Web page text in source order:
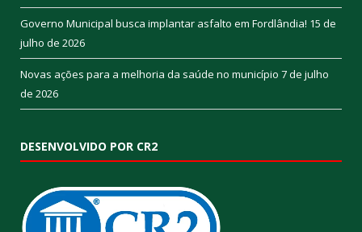
Governo Municipal busca implantar asfalto em Fordlândia! 15 de
julho de 2026
Novas ações para a melhoria da saúde no município 7 de julho
de 2026
DESENVOLVIDO POR CR2